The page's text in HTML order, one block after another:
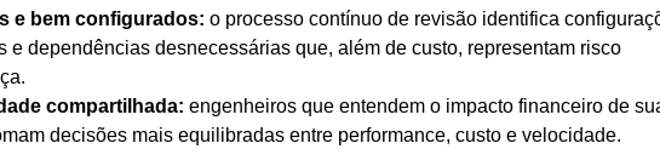
e bem configurados: o processo contínuo de revisão identifica
e dependências desnecessárias que, além de custo, representam risco
compartilhada: engenheiros que entendem o impacto financeiro de
decisões mais equilibradas entre performance, custo e velocidade.